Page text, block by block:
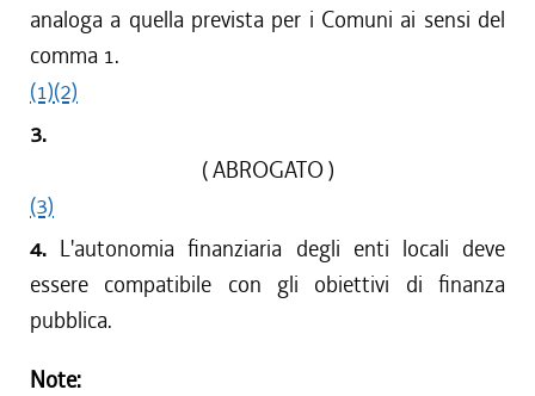
analoga a quella prevista per i Comuni ai sensi del
comma 1.
(1)(2)
3.
( ABROGATO )
(3)
4. L'autonomia finanziaria degli enti locali deve
essere compatibile con gli obiettivi di finanza
pubblica.
Note: